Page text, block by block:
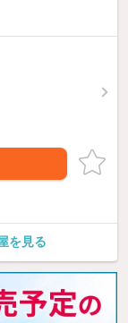
を見る